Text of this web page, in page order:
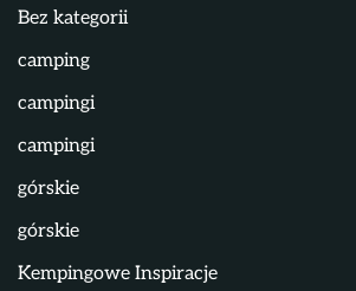
Bez kategorii
camping
campingi
campingi
górskie
górskie
Kempingowe Inspiracje